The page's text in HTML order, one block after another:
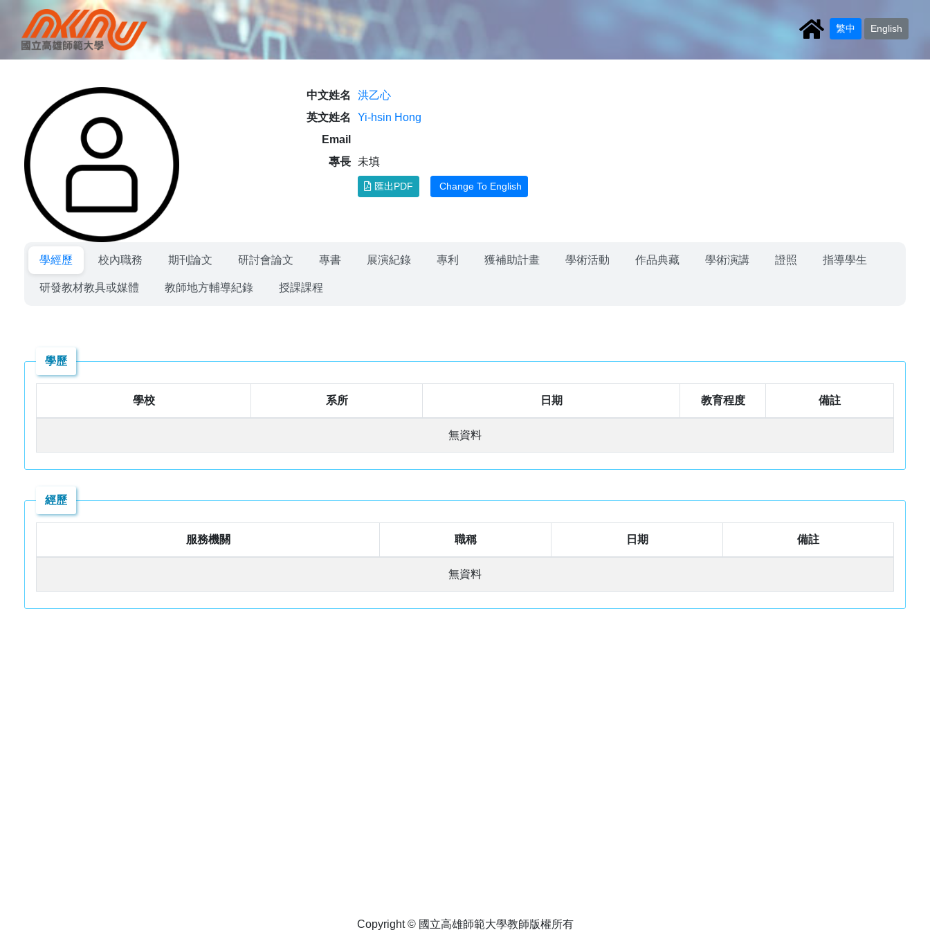
繁中 English
中文姓名
洪乙心
英文姓名
Yi-hsin Hong
Email
專長
未填
匯出PDF Change To English
學經歷 校內職務 期刊論文 研討會論文 專書 展演紀錄 專利 獲補助計畫 學術活動 作品典藏 學術演講 證照 指導學生
研發教材教具或媒體 教師地方輔導紀錄 授課課程
學歷
學校 系所 日期 教育程度 備註
無資料
經歷
服務機關 職稱 日期 備註
無資料
Copyright © 國立高雄師範大學教師版權所有